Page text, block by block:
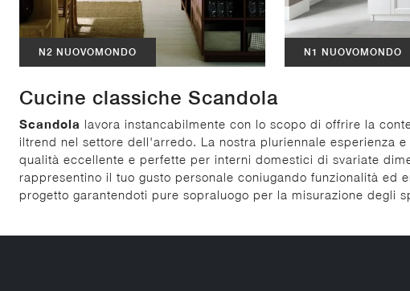
N2 NUOVOMONDO N1 NUOVOMONDO
Cucine classiche Scandola
Scandola lavora instancabilmente con lo scopo di offrire la
iltrend nel settore dell'arredo. La nostra pluriennale esperienza
qualità eccellente e perfette per interni domestici di svariate
rappresentino il tuo gusto personale coniugando funzionalità
progetto garantendoti pure sopraluogo per la misurazione degli